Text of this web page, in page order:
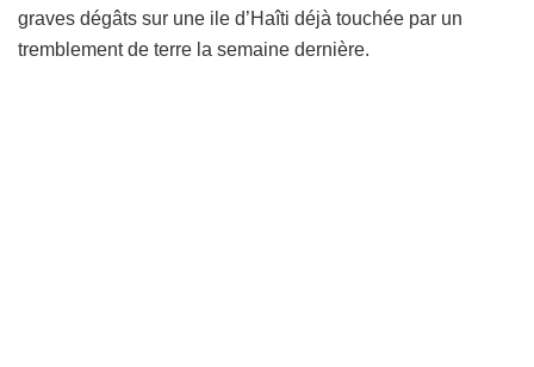
graves dégâts sur une ile d’Haîti déjà touchée par un
tremblement de terre la semaine dernière.